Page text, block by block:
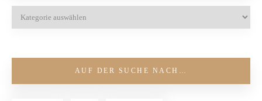
AUF DER SUCHE NACH…